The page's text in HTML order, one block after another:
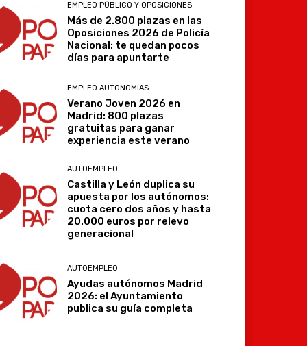
EMPLEO PÚBLICO Y OPOSICIONES
Más de 2.800 plazas en las
Oposiciones 2026 de Policía
Nacional: te quedan pocos
días para apuntarte
EMPLEO AUTONOMÍAS
Verano Joven 2026 en
Madrid: 800 plazas
gratuitas para ganar
experiencia este verano
AUTOEMPLEO
Castilla y León duplica su
apuesta por los autónomos:
cuota cero dos años y hasta
20.000 euros por relevo
generacional
AUTOEMPLEO
Ayudas autónomos Madrid
2026: el Ayuntamiento
publica su guía completa